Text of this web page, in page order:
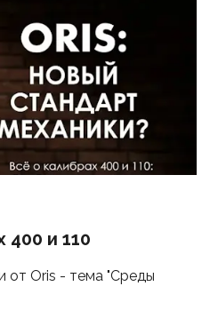
400 и 110
от Oris - тема "Среды